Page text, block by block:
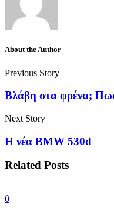
About the Author
Previous Story
Βλάβη στα φρένα;
Next Story
Η νέα BMW 530d
Related Posts
0